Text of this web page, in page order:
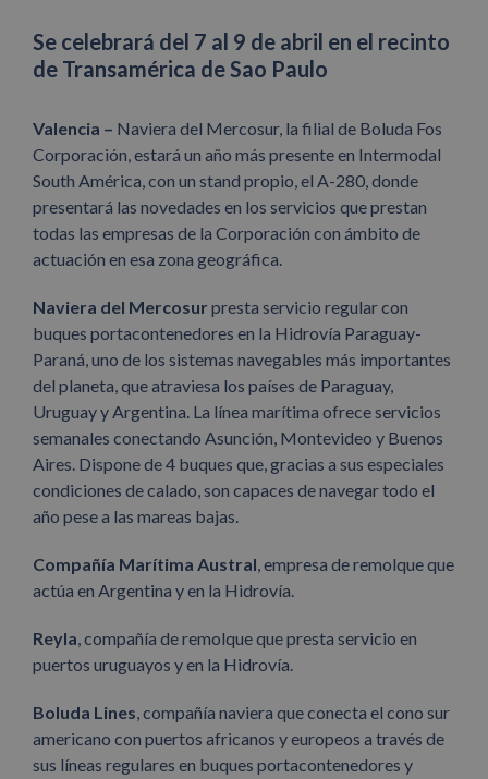
Se celebrará del 7 al 9 de abril en el recinto
de Transamérica de Sao Paulo
Valencia – Naviera del Mercosur, la filial de Boluda Fos
Corporación, estará un año más presente en Intermodal
South América, con un stand propio, el A-280, donde
presentará las novedades en los servicios que prestan
todas las empresas de la Corporación con ámbito de
actuación en esa zona geográfica.
Naviera del Mercosur presta servicio regular con
buques portacontenedores en la Hidrovía Paraguay-
Paraná, uno de los sistemas navegables más importantes
del planeta, que atraviesa los países de Paraguay,
Uruguay y Argentina. La línea marítima ofrece servicios
semanales conectando Asunción, Montevideo y Buenos
Aires. Dispone de 4 buques que, gracias a sus especiales
condiciones de calado, son capaces de navegar todo el
año pese a las mareas bajas.
Compañía Marítima Austral, empresa de remolque que
actúa en Argentina y en la Hidrovía.
Reyla, compañía de remolque que presta servicio en
puertos uruguayos y en la Hidrovía.
Boluda Lines, compañía naviera que conecta el cono sur
americano con puertos africanos y europeos a través de
sus líneas regulares en buques portacontenedores y